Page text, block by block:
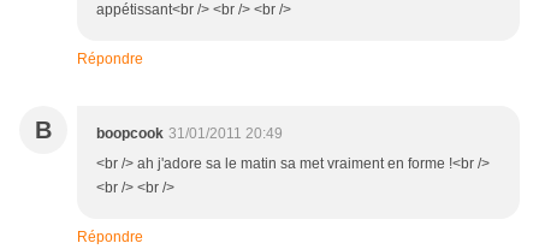
appétissant<br /> <br /> <br />
Répondre
B boopcook 31/01/2011 20:49
<br /> ah j'adore sa le matin sa met vraiment en forme !<br />
<br /> <br />
Répondre